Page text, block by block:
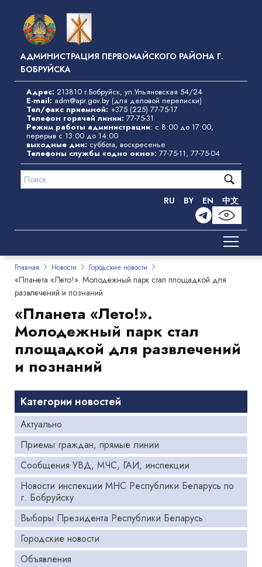
основному
содержанию
АДМИНИСТРАЦИЯ ПЕРВОМАЙСКОГО РАЙОНА Г.
БОБРУЙСКА
Адрес: 213810 г.Бобруйск, ул.Ульяновская 54/24
E-mail: adm@apr.gov.by (для деловой переписки)
Тел/факс приемной: +375 (225) 77-75-17
Телефон горячей линии: 77-75-31
Режим работы администрации: с 8:00 до 17:00,
перерыв с 13:00 до 14:00
выходные дни: суббота, воскресенье
Телефоны службы «одно окно»: 77-75-11, 77-75-04
RU BY EN 中文
Главная Новости Городские новости
«Планета «Лето!». Молодежный парк стал площадкой для
развлечений и познаний
«Планета «Лето!».
Молодежный парк стал
площадкой для развлечений
и познаний
Категории новостей
Актуально
Приемы граждан, прямые линии
Сообщения УВД, МЧС, ГАИ, инспекции
Новости инспекции МНС Республики Беларусь по
г. Бобруйску
Выборы Президента Республики Беларусь
Городские новости
Объявления